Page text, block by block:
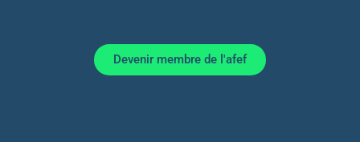
Devenir membre de l'afef